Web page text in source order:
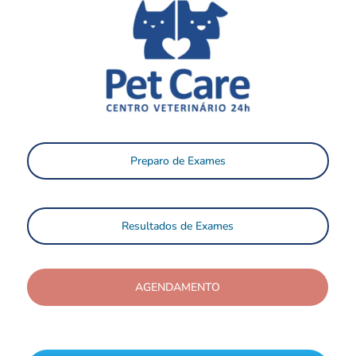
Preparo de Exames
Resultados de Exames
AGENDAMENTO